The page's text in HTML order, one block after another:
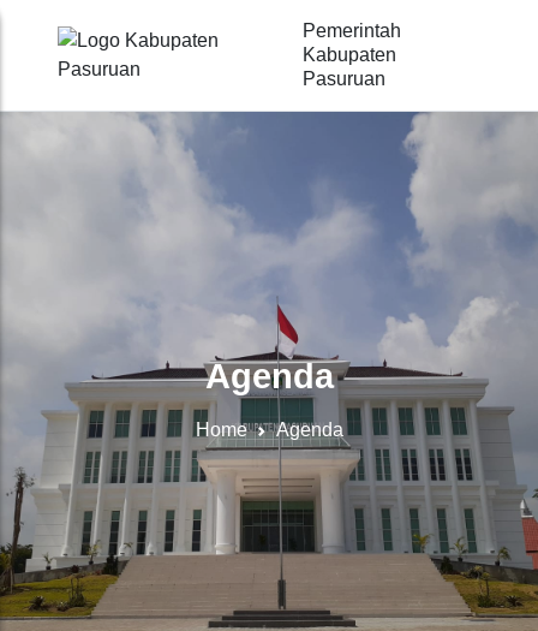
Pemerintah
Kabupaten
Pasuruan
Agenda
Home Agenda